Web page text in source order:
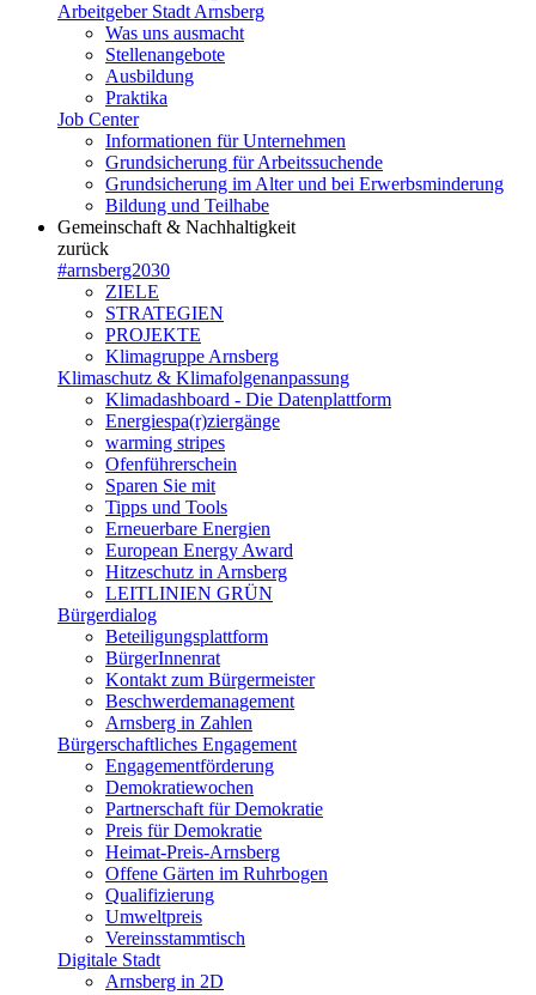
Arbeitgeber Stadt Arnsberg
Was uns ausmacht
Stellenangebote
Ausbildung
Praktika
Job Center
Informationen für Unternehmen
Grundsicherung für Arbeitssuchende
Grundsicherung im Alter und bei Erwerbsminderung
Bildung und Teilhabe
Gemeinschaft & Nachhaltigkeit
zurück
#arnsberg2030
ZIELE
STRATEGIEN
PROJEKTE
Klimagruppe Arnsberg
Klimaschutz & Klimafolgenanpassung
Klimadashboard - Die Datenplattform
Energiespa(r)ziergänge
warming stripes
Ofenführerschein
Sparen Sie mit
Tipps und Tools
Erneuerbare Energien
European Energy Award
Hitzeschutz in Arnsberg
LEITLINIEN GRÜN
Bürgerdialog
Beteiligungsplattform
BürgerInnenrat
Kontakt zum Bürgermeister
Beschwerdemanagement
Arnsberg in Zahlen
Bürgerschaftliches Engagement
Engagementförderung
Demokratiewochen
Partnerschaft für Demokratie
Preis für Demokratie
Heimat-Preis-Arnsberg
Offene Gärten im Ruhrbogen
Qualifizierung
Umweltpreis
Vereinsstammtisch
Digitale Stadt
Arnsberg in 2D